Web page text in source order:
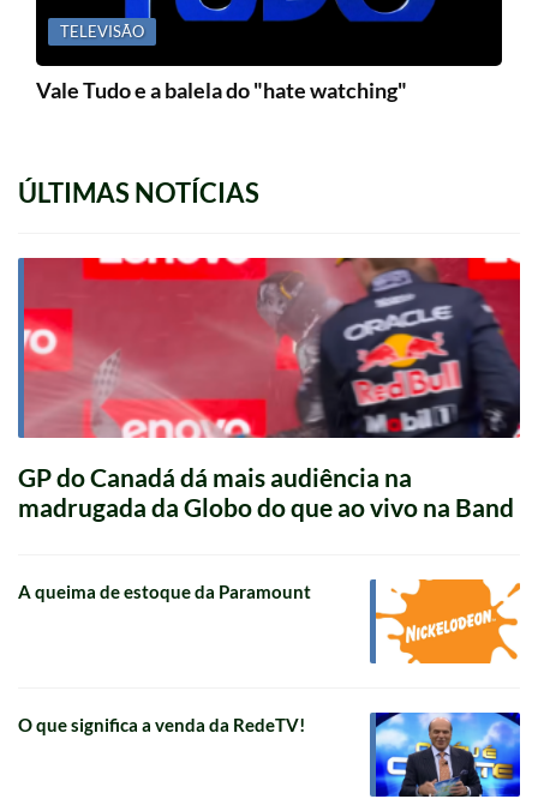
TELEVISÃO
Vale Tudo e a balela do "hate watching"
ÚLTIMAS NOTÍCIAS
GP do Canadá dá mais audiência na
madrugada da Globo do que ao vivo na Band
A queima de estoque da Paramount
O que significa a venda da RedeTV!